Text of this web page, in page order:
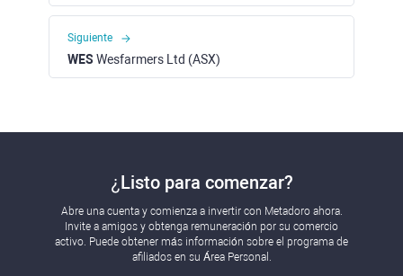
Siguiente
WES Wesfarmers Ltd (ASX)
¿Listo para comenzar?
Abre una cuenta y comienza a invertir con Metadoro ahora.
Invite a amigos y obtenga remuneración por su comercio
activo. Puede obtener más información sobre el programa de
afiliados en su Área Personal.